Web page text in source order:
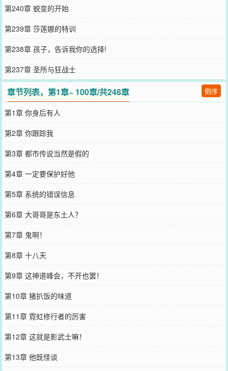
第240章 蜕变的开始
第239章 莎莲娜的特训
第238章 孩子，告诉我你的选择!
第237章 圣所与狂战士
章节列表，第1章~ 100章/共248章 倒序
第1章 你身后有人
第2章 你跟踪我
第3章 都市传说当然是假的
第4章 一定要保护好他
第5章 系统的错误信息
第6章 大哥哥是东土人？
第7章 鬼啊！
第8章 十八天
第9章 这神道峰会，不开也罢！
第10章 猪扒饭的味道
第11章 霓虹修行者的厉害
第12章 这就是影武士嘛！
第13章 他既怪谈